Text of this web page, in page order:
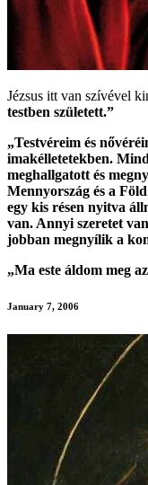
Jézsus itt van szívével
testben született.”
„Testvéreim és
imakélletetekben.
meghallgatott és
Mennyország és a
egy kis résen nyitva
van. Annyi szeretet
jobban megnyílik a
„Ma este áldom meg
January 7, 2006